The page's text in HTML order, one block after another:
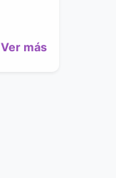
Ver más